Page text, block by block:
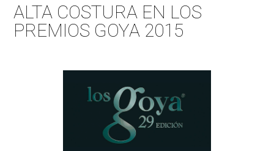
ALTA COSTURA EN LOS
PREMIOS GOYA 2015